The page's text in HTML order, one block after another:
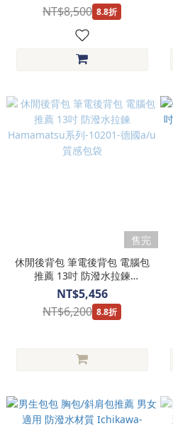
NT$8,500 8.8折
售完
休閒後背包 筆電後背包 電腦包
推薦 13吋 防潑水拉鍊
Hamamatsu系列-10201-德國
a/u質感包袋
NT$5,456
NT$6,200 8.8折